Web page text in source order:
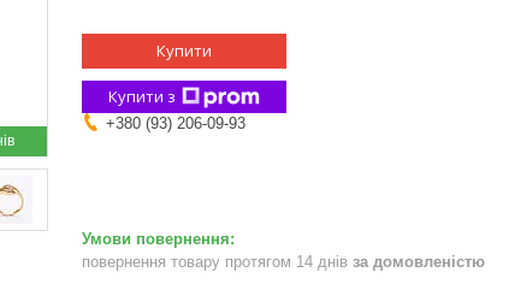
Купити
Купити з
+380 (93) 206-09-93
повернення товару протягом 14 днів за домовленістю